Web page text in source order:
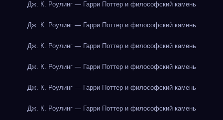
Дж. К. Роулинг — Гарри Поттер и философский камень
Дж. К. Роулинг — Гарри Поттер и философский камень
Дж. К. Роулинг — Гарри Поттер и философский камень
Дж. К. Роулинг — Гарри Поттер и философский камень
Дж. К. Роулинг — Гарри Поттер и философский камень
Дж. К. Роулинг — Гарри Поттер и философский камень